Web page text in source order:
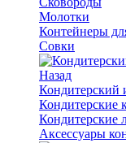
Молотки
Контейнеры
Совки
Назад
Кондитерский
Кондитерские
Кондитерские
Аксессуары